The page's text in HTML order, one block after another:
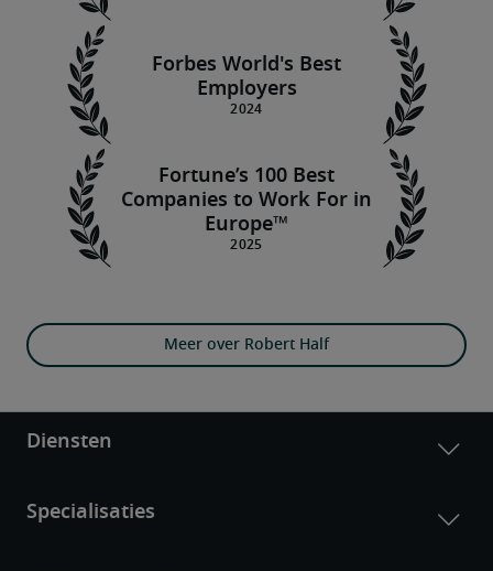
Meer over Robert Half
Forbes World's Best
Employers
Fortune’s 100 Best
Companies to Work For in
Europe™